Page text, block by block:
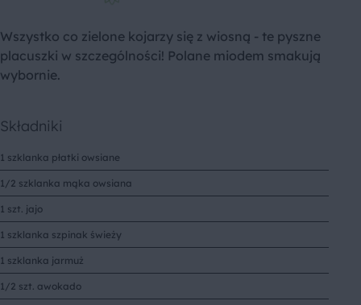
Wszystko co zielone kojarzy się z wiosną - te pyszne
placuszki w szczególności! Polane miodem smakują
wybornie.
Składniki
1 szklanka płatki owsiane
1/2 szklanka mąka owsiana
1 szt. jajo
1 szklanka szpinak świeży
1 szklanka jarmuż
1/2 szt. awokado